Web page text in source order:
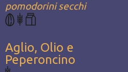
pomodorini secchi
Aglio, Olio e
Peperoncino